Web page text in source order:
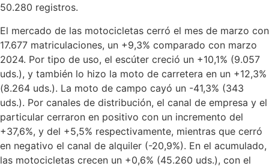
50.280 registros.
El mercado de las motocicletas cerró el mes de marzo con
17.677 matriculaciones, un +9,3% comparado con marzo
2024. Por tipo de uso, el escúter creció un +10,1% (9.057
uds.), y también lo hizo la moto de carretera en un +12,3%
(8.264 uds.). La moto de campo cayó un -41,3% (343
uds.). Por canales de distribución, el canal de empresa y el
particular cerraron en positivo con un incremento del
+37,6%, y del +5,5% respectivamente, mientras que cerró
en negativo el canal de alquiler (-20,9%). En el acumulado,
las motocicletas crecen un +0,6% (45.260 uds.), con el